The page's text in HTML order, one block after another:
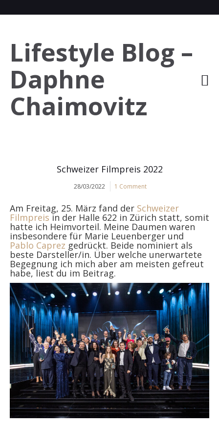
Lifestyle Blog –
Daphne
Chaimovitz
Schweizer Filmpreis 2022
28/03/2022 1 Comment
Am Freitag, 25. März fand der Schweizer
Filmpreis in der Halle 622 in Zürich statt, somit
hatte ich Heimvorteil. Meine Daumen waren
insbesondere für Marie Leuenberger und
Pablo Caprez gedrückt. Beide nominiert als
beste Darsteller/in. Über welche unerwartete
Begegnung ich mich aber am meisten gefreut
habe, liest du im Beitrag.